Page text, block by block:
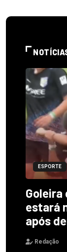
ESPORTE
Goleira
estará
após
Redação